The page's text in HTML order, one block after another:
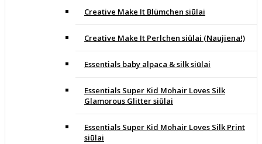
Creative Make It Blümchen siūlai
Creative Make It Perlchen siūlai (Naujiena!)
Essentials baby alpaca & silk siūlai
Essentials Super Kid Mohair Loves Silk
Glamorous Glitter siūlai
Essentials Super Kid Mohair Loves Silk Print
siūlai